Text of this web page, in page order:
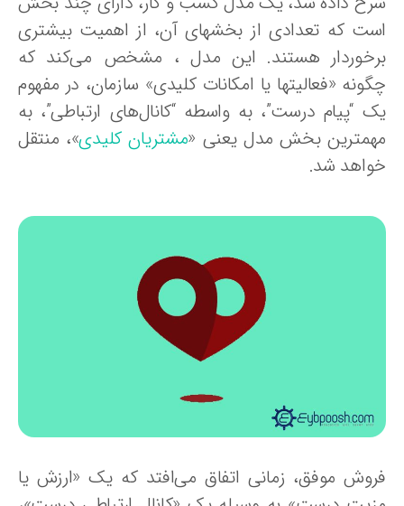
که تعدادی از بخشهای آن، از اهمیت بیشتری
هستند. این مدل ، مشخص می‌کند که
«فعالیتها یا امکانات کلیدی» سازمان، در مفهوم
“پیام درست”، به واسطه “کانال‌های ارتباطی”، به
بخش مدل یعنی «مشتریان کلیدی»، منتقل
شد.
موفق، زمانی اتفاق می‌افتد که یک «ارزش یا